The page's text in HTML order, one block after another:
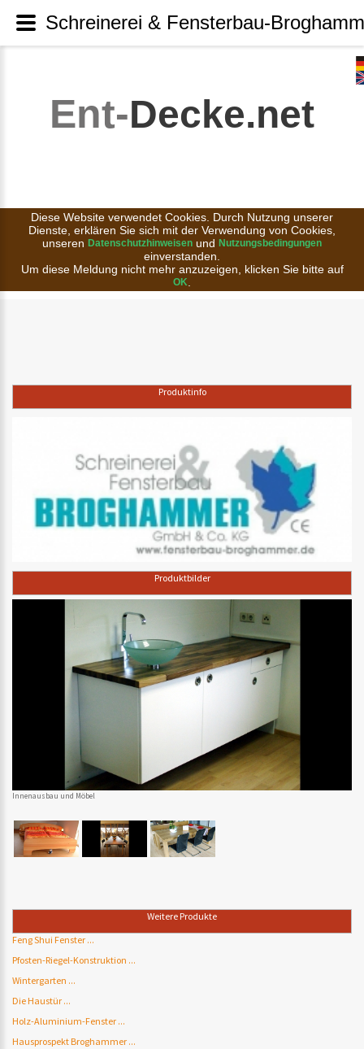
Ent-Decke.net
Diese Website verwendet Cookies. Durch Nutzung unserer
Dienste, erklären Sie sich mit der Verwendung von Cookies,
unseren Datenschutzhinweisen und Nutzungsbedingungen
einverstanden.
Um diese Meldung nicht mehr anzuzeigen, klicken Sie bitte auf
OK
Produktinfo
Produktbilder
Innenausbau und Möbel
Weitere Produkte
Feng Shui Fenster ...
Pfosten-Riegel-Konstruktion ...
Wintergarten ...
Die Haustür ...
Holz-Aluminium-Fenster ...
Hausprospekt Broghammer ...
Schreinerei & Fensterbau-